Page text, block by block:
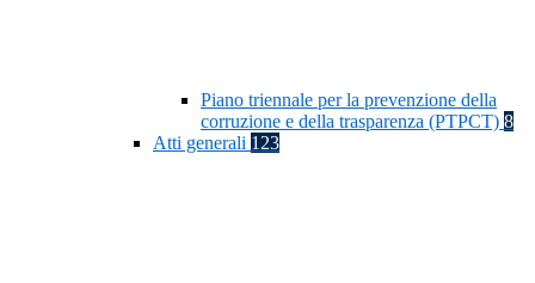
Piano triennale per la prevenzione della
corruzione e della trasparenza (PTPCT) 8
Atti generali 123